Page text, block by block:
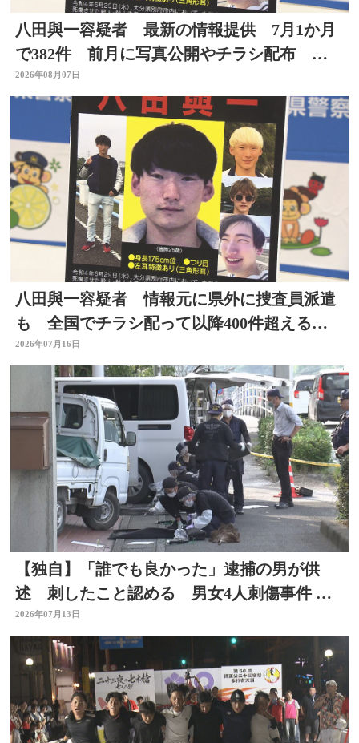
八田與一容疑者 最新の情報提供 7月1か月
で382件 前月に写真公開やチラシ配布 別
府ひき逃げ事件
2026年08月07日
八田與一容疑者 情報元に県外に捜査員派遣
も 全国でチラシ配って以降400件超える情
報 大分
2026年07月16日
【独自】「誰でも良かった」逮捕の男が供
述 刺したこと認める 男女4人刺傷事件 被
害者と面識なし 大分
2026年07月13日